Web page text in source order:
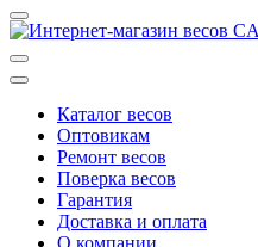
Каталог весов
Оптовикам
Ремонт весов
Поверка весов
Гарантия
Доставка и оплата
О компании